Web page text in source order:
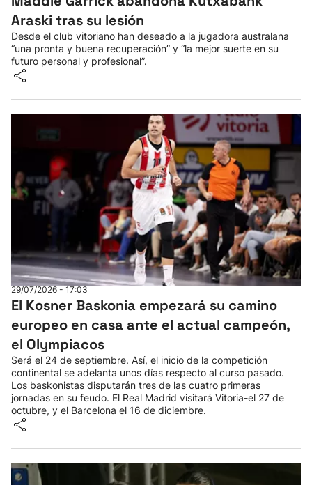
Araski tras su lesión
Desde el club vitoriano han deseado a la jugadora australana
“una pronta y buena recuperación” y “la mejor suerte en su
futuro personal y profesional”.
29/07/2026 - 17:03
El Kosner Baskonia empezará su camino
europeo en casa ante el actual campeón,
el Olympiacos
Será el 24 de septiembre. Así, el inicio de la competición
continental se adelanta unos días respecto al curso pasado.
Los baskonistas disputarán tres de las cuatro primeras
jornadas en su feudo. El Real Madrid visitará Vitoria-el 27 de
octubre, y el Barcelona el 16 de diciembre.